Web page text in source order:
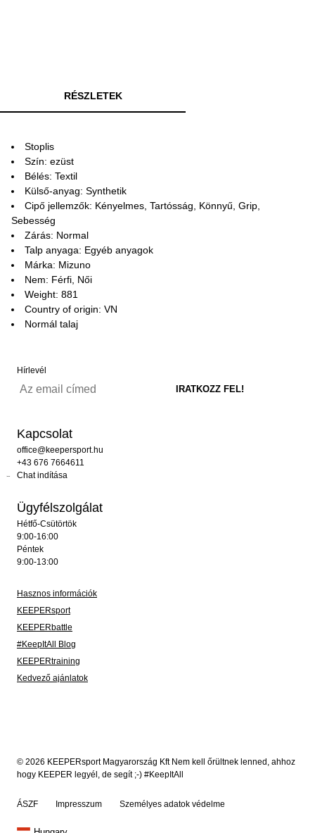
RÉSZLETEK
Stoplis
Szín: ezüst
Bélés: Textil
Külső-anyag: Synthetik
Cipő jellemzők: Kényelmes, Tartósság, Könnyű, Grip,
Sebesség
Zárás: Normal
Talp anyaga: Egyéb anyagok
Márka: Mizuno
Nem: Férfi, Női
Weight: 881
Country of origin: VN
Normál talaj
Hírlevél
Kapcsolat
office@keepersport.hu
+43 676 7664611
Chat indítása
Ügyfélszolgálat
Hétfő-Csütörtök
9:00-16:00
Péntek
9:00-13:00
Hasznos információk
KEEPERsport
KEEPERbattle
#KeepItAll Blog
KEEPERtraining
Kedvező ajánlatok
© 2026 KEEPERsport Magyarország Kft Nem kell őrültnek lenned, ahhoz
hogy KEEPER legyél, de segít ;-) #KeepItAll
ÁSZF Impresszum Személyes adatok védelme